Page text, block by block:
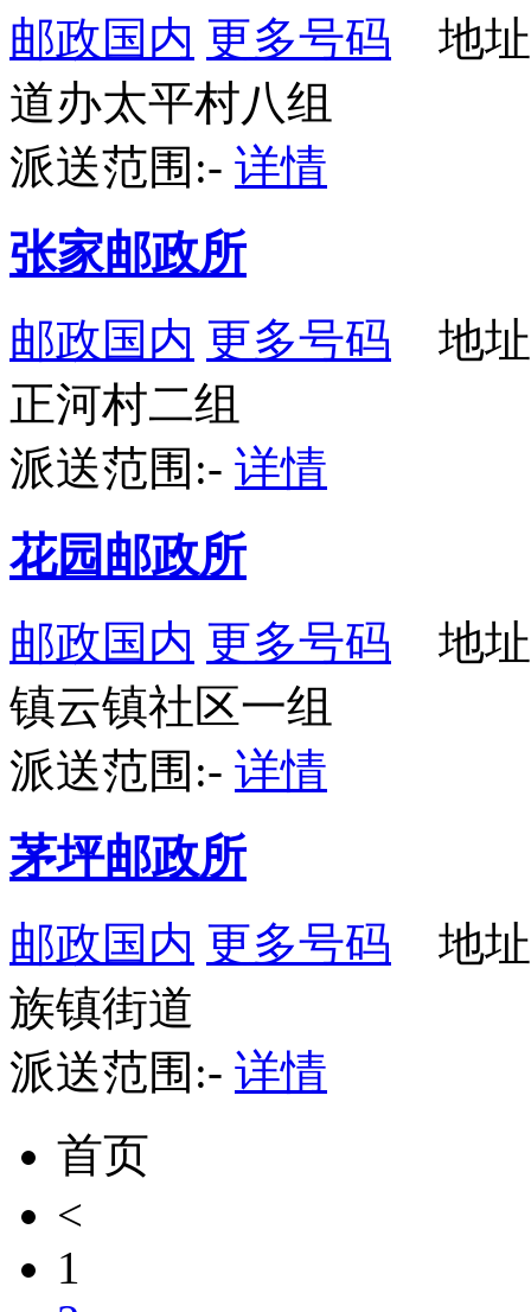
邮政国内 更多号码 地址
道办太平村八组
派送范围:- 详情
张家邮政所
邮政国内 更多号码 地址
正河村二组
派送范围:- 详情
花园邮政所
邮政国内 更多号码 地址
镇云镇社区一组
派送范围:- 详情
茅坪邮政所
邮政国内 更多号码 地址
族镇街道
派送范围:- 详情
首页
<
1